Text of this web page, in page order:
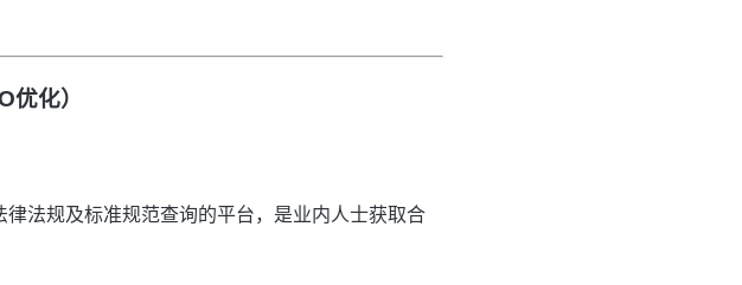
化）
法规及标准规范查询的平台，是业内人士获取合